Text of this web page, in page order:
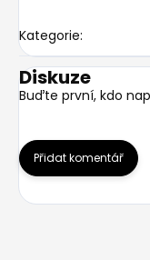
Kategorie:
Diskuze
Buďte první, kdo
Přidat komentář